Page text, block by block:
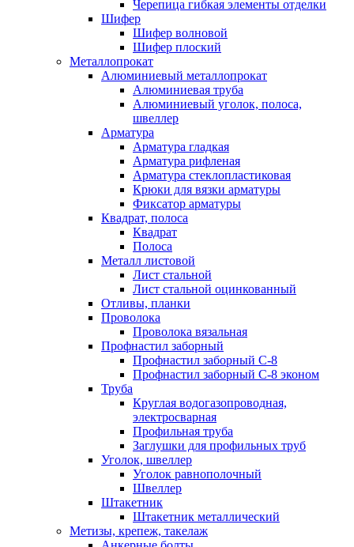
Черепица гибкая элементы отделки
Шифер
Шифер волновой
Шифер плоский
Металлопрокат
Алюминиевый металлопрокат
Алюминиевая труба
Алюминиевый уголок, полоса,
швеллер
Арматура
Арматура гладкая
Арматура рифленая
Арматура стеклопластиковая
Крюки для вязки арматуры
Фиксатор арматуры
Квадрат, полоса
Квадрат
Полоса
Металл листовой
Лист стальной
Лист стальной оцинкованный
Отливы, планки
Проволока
Проволока вязальная
Профнастил заборный
Профнастил заборный С-8
Профнастил заборный С-8 эконом
Труба
Круглая водогазопроводная,
электросварная
Профильная труба
Заглушки для профильных труб
Уголок, швеллер
Уголок равнополочный
Швеллер
Штакетник
Штакетник металлический
Метизы, крепеж, такелаж